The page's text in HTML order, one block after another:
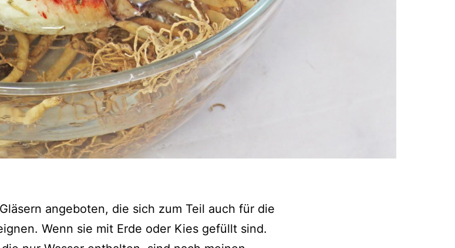
angeboten, die sich zum Teil auch für die
Wenn sie mit Erde oder Kies gefüllt sind.